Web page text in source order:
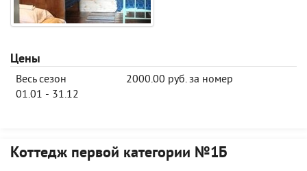
Цены
Весь сезон
01.01 - 31.12
2000.00 руб. за номер
Коттедж первой категории №1Б